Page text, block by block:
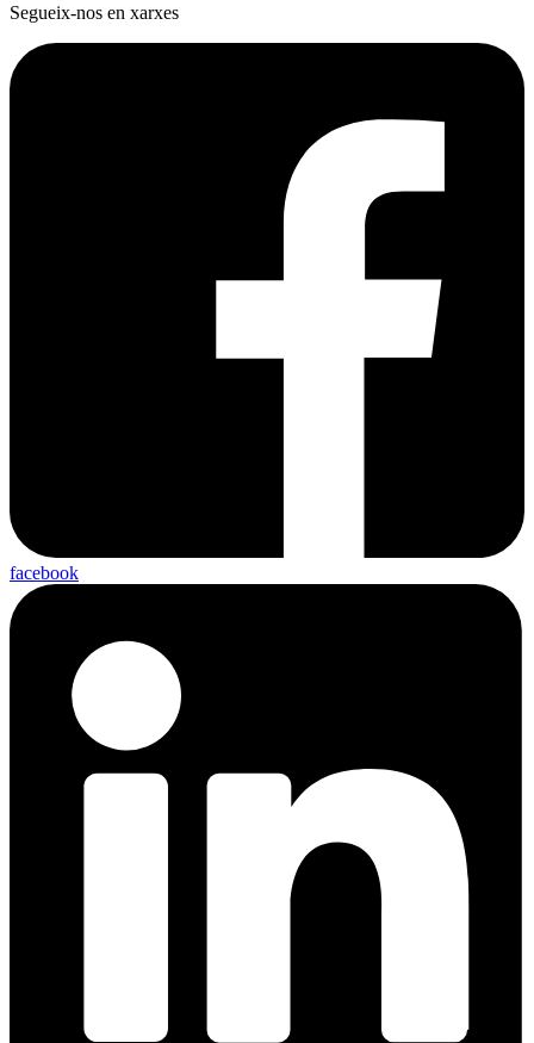
Segueix-nos en xarxes
facebook